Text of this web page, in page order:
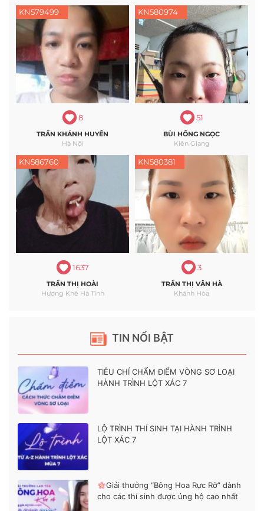
TIN NỔI BẬT
TIÊU CHÍ CHẤM ĐIỂM VÒNG SƠ LOẠI
HÀNH TRÌNH LỘT XÁC 7
LỘ TRÌNH THÍ SINH TẠI HÀNH TRÌNH
LỘT XÁC 7
Giải thưởng “Bông Hoa Rực Rỡ” dành
cho các thí sinh được ủng hộ cao nhất
KN579499
8
TRẦN KHÁNH HUYỀN
Hà Nội
KN580974
51
BÙI HỒNG NGỌC
Kiên Giang
KN586760
1637
TRẦN THỊ HOÀI
Hương Khê Hà Tĩnh
KN580381
3
TRẦN THỊ VÂN HÀ
Khánh Hòa